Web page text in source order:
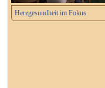
Herzgesundheit im Fokus